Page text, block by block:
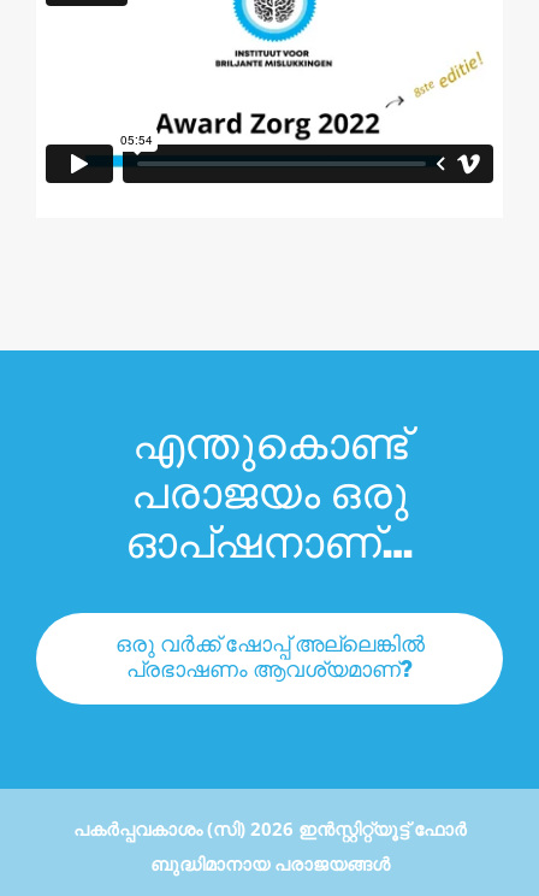
എന്തുകൊണ്ട്
പരാജയം ഒരു
ഓപ്ഷനാണ്…
ഒരു വർക്ക് ഷോപ്പ് അല്ലെങ്കിൽ
പ്രഭാഷണം ആവശ്യമാണ്?
പകർപ്പവകാശം (സി) 2026 ഇൻസ്റ്റിറ്റ്യൂട്ട് ഫോർ
ബുദ്ധിമാനായ പരാജയങ്ങൾ